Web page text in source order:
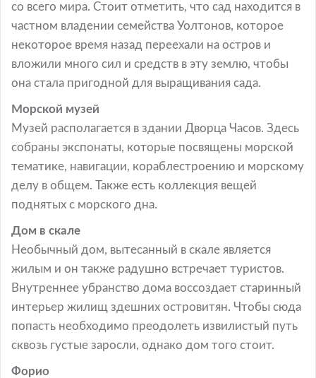
со всего мира. Стоит отметить, что сад находится в
частном владении семейства Уолтонов, которое
некоторое время назад переехали на остров и
вложили много сил и средств в эту землю, чтобы
она стала пригодной для выращивания сада.
Морской музей
Музей располагается в здании Дворца Часов. Здесь
собраны экспонаты, которые посвящены морской
тематике, навигации, кораблестроению и морскому
делу в общем. Также есть коллекция вещей
поднятых с морского дна.
Дом в скале
Необычный дом, вытесанный в скале является
жилым и он также радушно встречает туристов.
Внутреннее убранство дома воссоздает старинный
интерьер жилищ здешних островитян. Чтобы сюда
попасть необходимо преодолеть извилистый путь
сквозь густые заросли, однако дом того стоит.
Форио